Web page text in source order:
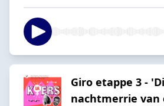
Giro etappe 3 -
nachtmerrie van